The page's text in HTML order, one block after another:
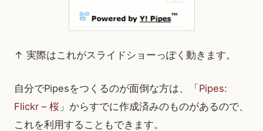
↑ 実際はこれがスライドショーっぽく動きます。
自分でPipesをつくるのが面倒な方は、「Pipes:
Flickr – 桜 」からすでに作成済みのものがあるので、
これを利用することもできます。